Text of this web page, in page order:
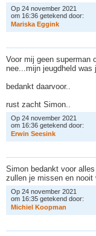
Op 24 november 2021
om 16:36 getekend door:
Mariska Eggink
Voor mij geen superman
nee...mijn jeugdheld was
bedankt daarvoor..
rust zacht Simon..
Op 24 november 2021
om 16:36 getekend door:
Erwin Seesink
Simon bedankt voor
zullen je missen en nooit
Op 24 november 2021
om 16:35 getekend door:
Michiel Koopman